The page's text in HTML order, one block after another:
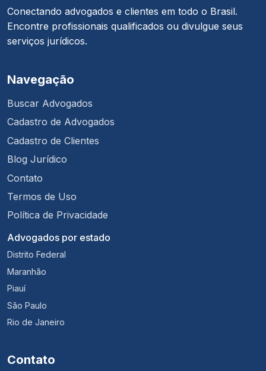
Conectando advogados e clientes em todo o Brasil.
Encontre profissionais qualificados ou divulgue seus
serviços jurídicos.
Navegação
Buscar Advogados
Cadastro de Advogados
Cadastro de Clientes
Blog Jurídico
Contato
Termos de Uso
Política de Privacidade
Advogados por estado
Distrito Federal
Maranhão
Piauí
São Paulo
Rio de Janeiro
Contato